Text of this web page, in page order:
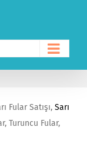
Fular Satışı, Sarı
Turuncu Fular,